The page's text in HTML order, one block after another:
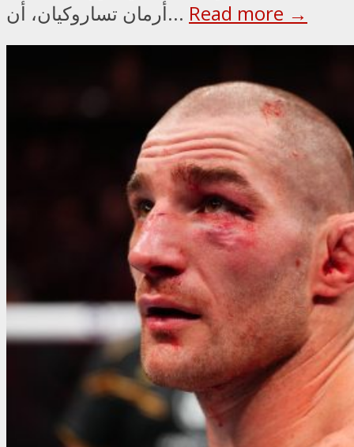
أرمان تساروكيان، أن... Read more →